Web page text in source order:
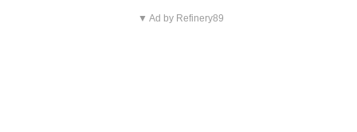
▼ Ad by Refinery89